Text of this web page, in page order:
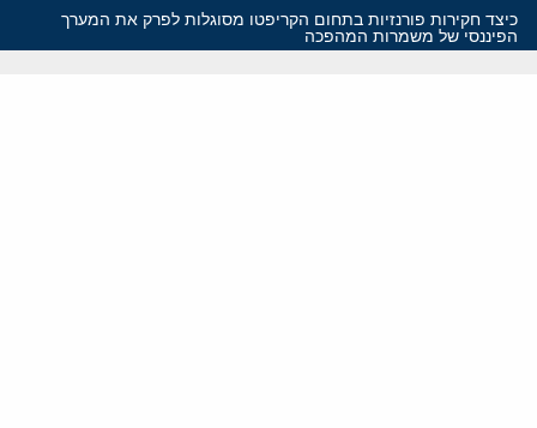
כיצד חקירות פורנזיות בתחום הקריפטו מסוגלות לפרק את המערך
הפיננסי של משמרות המהפכה